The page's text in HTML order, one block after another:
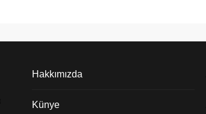
Hakkımızda
Künye